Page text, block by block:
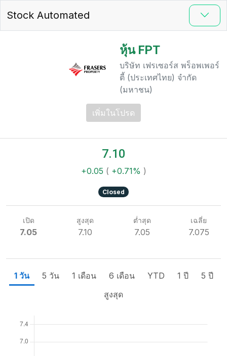
Stock Automated
หุ้น FPT
บริษัท เฟรเซอร์ส พร็อพเพอร์
ตี้ (ประเทศไทย) จำกัด
(มหาชน)
เพิ่มในโปรด
7.10
+0.05 ( +0.71% )
Closed
เปิด
7.05
สูงสุด
7.10
ต่ำสุด
7.05
เฉลี่ย
7.075
1 วัน 5 วัน 1 เดือน 6 เดือน YTD 1 ปี
5 ปี
สูงสุด